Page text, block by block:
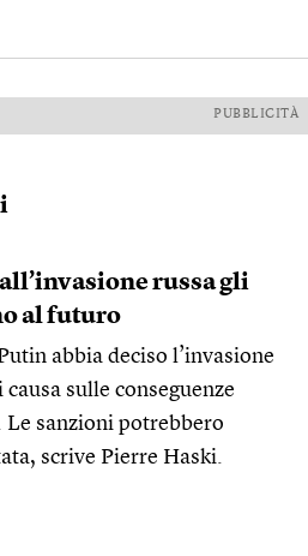
PUBBLICITÀ
russa gli
al futuro
abbia deciso l’invasione
sulle conseguenze
Le sanzioni potrebbero
scrive Pierre Haski.